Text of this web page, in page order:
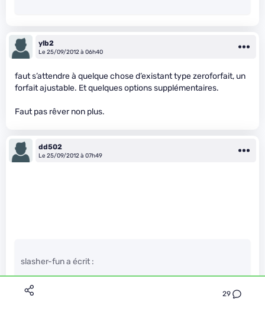
29
ylb2
Le 25/09/2012 à 06h40
faut s’attendre à quelque chose d’existant type zeroforfait, un
forfait ajustable. Et quelques options supplémentaires.
Faut pas rêver non plus.
dd502
Le 25/09/2012 à 07h49
slasher-fun a écrit :